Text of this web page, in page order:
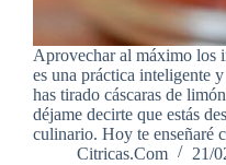
Aprovechar al máximo los
es una práctica inteligente
has tirado cáscaras de
déjame decirte que estás
culinario. Hoy te enseñaré
Citricas.Com
21/